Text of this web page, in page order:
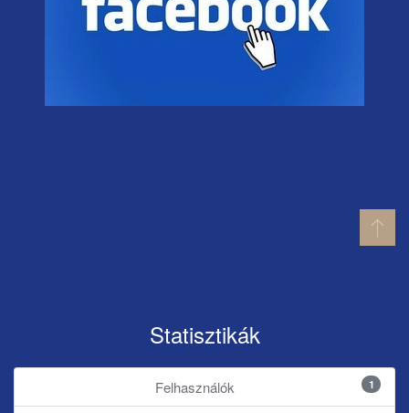
Statisztikák
Felhasználók 1